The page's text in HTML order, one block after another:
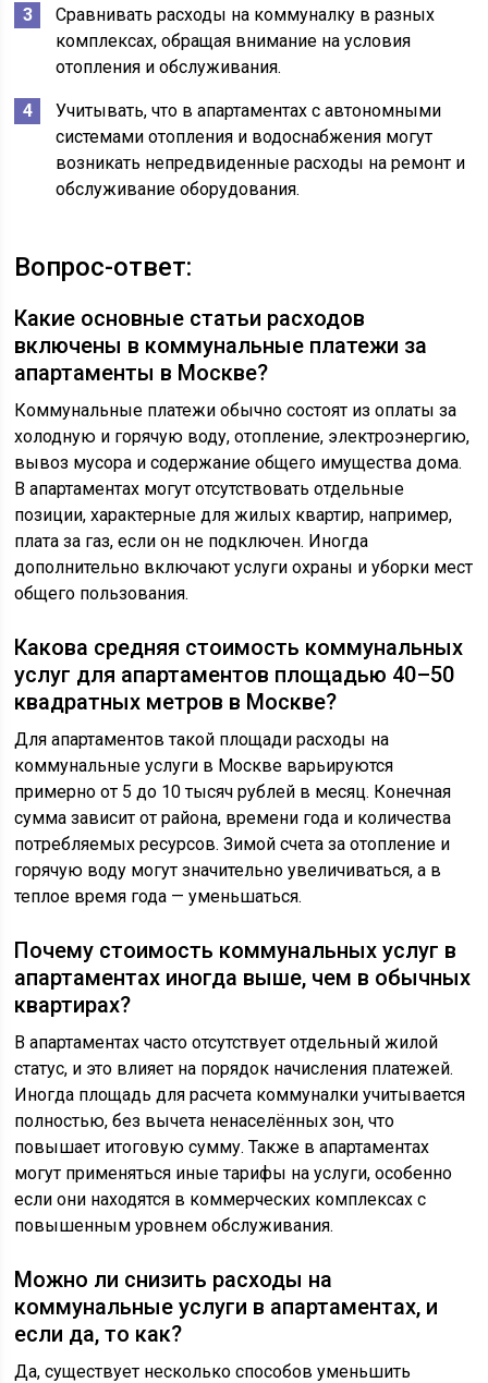
Сравнивать расходы на коммуналку в разных
комплексах, обращая внимание на условия
отопления и обслуживания.
Учитывать, что в апартаментах с автономными
системами отопления и водоснабжения могут
возникать непредвиденные расходы на ремонт и
обслуживание оборудования.
Вопрос-ответ:
Какие основные статьи расходов
включены в коммунальные платежи за
апартаменты в Москве?
Коммунальные платежи обычно состоят из оплаты за
холодную и горячую воду, отопление, электроэнергию,
вывоз мусора и содержание общего имущества дома.
В апартаментах могут отсутствовать отдельные
позиции, характерные для жилых квартир, например,
плата за газ, если он не подключен. Иногда
дополнительно включают услуги охраны и уборки мест
общего пользования.
Какова средняя стоимость коммунальных
услуг для апартаментов площадью 40–50
квадратных метров в Москве?
Для апартаментов такой площади расходы на
коммунальные услуги в Москве варьируются
примерно от 5 до 10 тысяч рублей в месяц. Конечная
сумма зависит от района, времени года и количества
потребляемых ресурсов. Зимой счета за отопление и
горячую воду могут значительно увеличиваться, а в
теплое время года — уменьшаться.
Почему стоимость коммунальных услуг в
апартаментах иногда выше, чем в обычных
квартирах?
В апартаментах часто отсутствует отдельный жилой
статус, и это влияет на порядок начисления платежей.
Иногда площадь для расчета коммуналки учитывается
полностью, без вычета ненаселённых зон, что
повышает итоговую сумму. Также в апартаментах
могут применяться иные тарифы на услуги, особенно
если они находятся в коммерческих комплексах с
повышенным уровнем обслуживания.
Можно ли снизить расходы на
коммунальные услуги в апартаментах, и
если да, то как?
Да, существует несколько способов уменьшить